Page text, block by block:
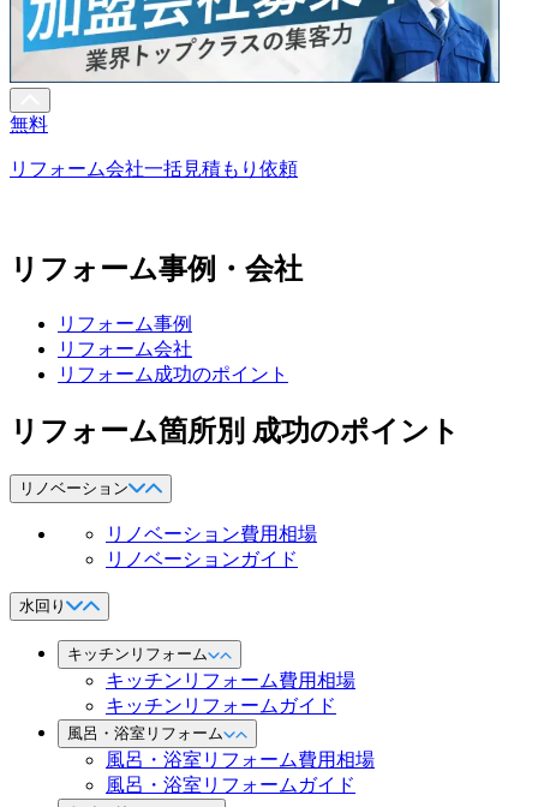
無料
リフォーム会社一括見積もり依頼
リフォーム事例・会社
リフォーム事例
リフォーム会社
リフォーム成功のポイント
リフォーム箇所別 成功のポイント
リノベーション
リノベーション費用相場
リノベーションガイド
水回り
キッチンリフォーム
キッチンリフォーム費用相場
キッチンリフォームガイド
風呂・浴室リフォーム
風呂・浴室リフォーム費用相場
風呂・浴室リフォームガイド